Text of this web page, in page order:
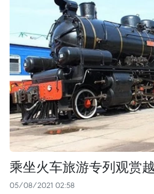
乘坐火车旅游专列观赏
05/08/2021 02:58